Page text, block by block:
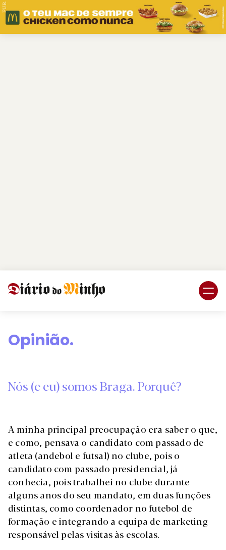
PUB.
Opinião.
Nós (e eu) somos Braga. Porquê?
A minha principal preocupação era saber o que,
e como, pensava o candidato com passado de
atleta (andebol e futsal) no clube, pois o
candidato com passado presidencial, já
conhecia, pois trabalhei no clube durante
alguns anos do seu mandato, em duas funções
distintas, como coordenador no futebol de
formação e integrando a equipa de marketing
responsável pelas visitas às escolas.